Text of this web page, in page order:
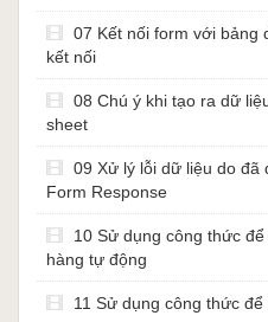
07 Kết nối form với bảng
kết nối
08 Chú ý khi tạo ra dữ
sheet
09 Xử lý lỗi dữ liệu do đã
Form Response
10 Sử dụng công thức
hàng tự động
11 Sử dụng công thức